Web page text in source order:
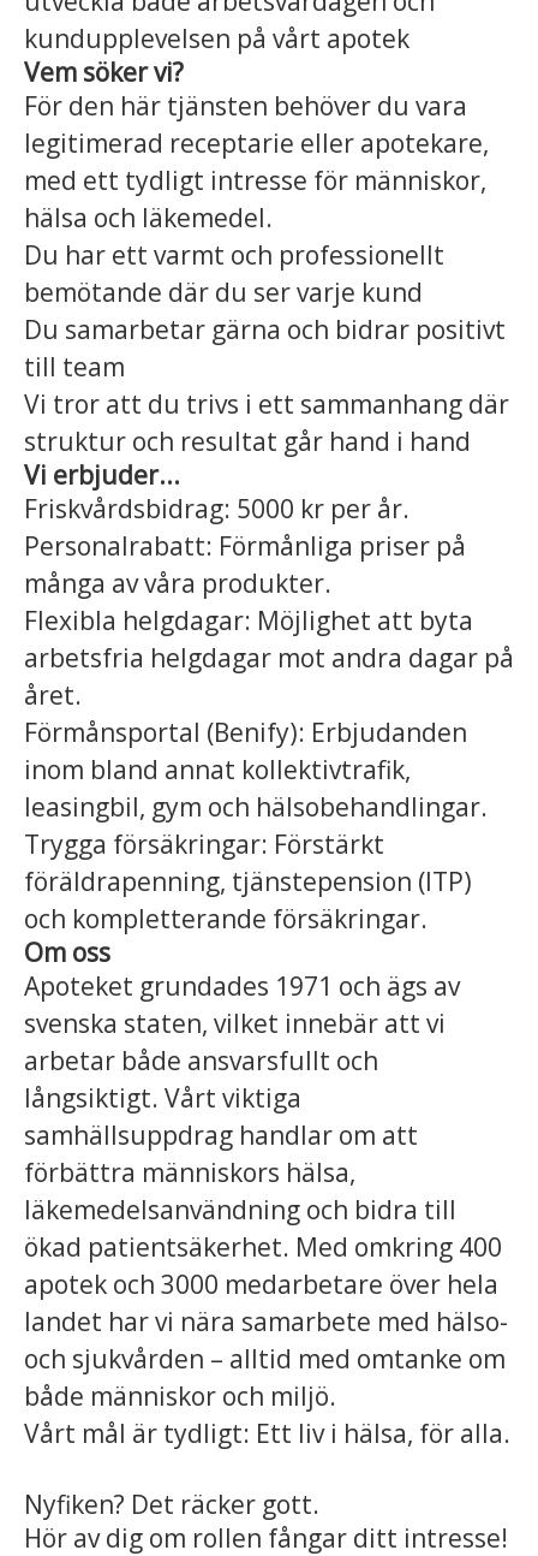
kundupplevelsen på vårt apotek
Vem söker vi?
För den här tjänsten behöver du vara
legitimerad receptarie eller apotekare,
med ett tydligt intresse för människor,
hälsa och läkemedel.
Du har ett varmt och professionellt
bemötande där du ser varje kund
Du samarbetar gärna och bidrar positivt
till team
Vi tror att du trivs i ett sammanhang där
struktur och resultat går hand i hand
Vi erbjuder...
Friskvårdsbidrag: 5000 kr per år.
Personalrabatt: Förmånliga priser på
många av våra produkter.
Flexibla helgdagar: Möjlighet att byta
arbetsfria helgdagar mot andra dagar på
året.
Förmånsportal (Benify): Erbjudanden
inom bland annat kollektivtrafik,
leasingbil, gym och hälsobehandlingar.
Trygga försäkringar: Förstärkt
föräldrapenning, tjänstepension (ITP)
och kompletterande försäkringar.
Om oss
Apoteket grundades 1971 och ägs av
svenska staten, vilket innebär att vi
arbetar både ansvarsfullt och
långsiktigt. Vårt viktiga
samhällsuppdrag handlar om att
förbättra människors hälsa,
läkemedelsanvändning och bidra till
ökad patientsäkerhet. Med omkring 400
apotek och 3000 medarbetare över hela
landet har vi nära samarbete med hälso-
och sjukvården – alltid med omtanke om
både människor och miljö.
Vårt mål är tydligt: Ett liv i hälsa, för alla.
Nyfiken? Det räcker gott.
Hör av dig om rollen fångar ditt intresse!